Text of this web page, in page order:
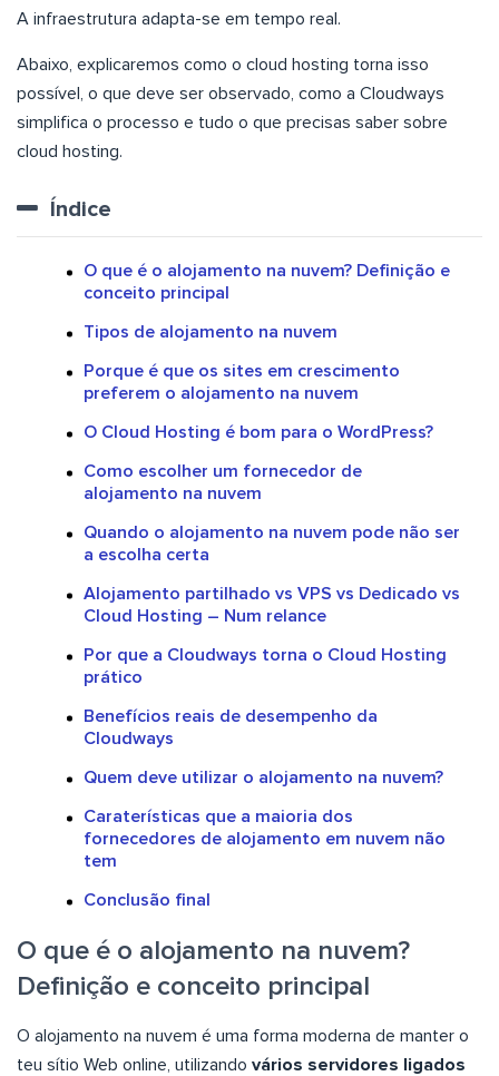
A infraestrutura adapta-se em tempo real.
Abaixo, explicaremos como o cloud hosting torna isso
possível, o que deve ser observado, como a Cloudways
simplifica o processo e tudo o que precisas saber sobre
cloud hosting.
Índice
O que é o alojamento na nuvem? Definição e
conceito principal
Tipos de alojamento na nuvem
Porque é que os sites em crescimento
preferem o alojamento na nuvem
O Cloud Hosting é bom para o WordPress?
Como escolher um fornecedor de
alojamento na nuvem
Quando o alojamento na nuvem pode não ser
a escolha certa
Alojamento partilhado vs VPS vs Dedicado vs
Cloud Hosting – Num relance
Por que a Cloudways torna o Cloud Hosting
prático
Benefícios reais de desempenho da
Cloudways
Quem deve utilizar o alojamento na nuvem?
Caraterísticas que a maioria dos
fornecedores de alojamento em nuvem não
tem
Conclusão final
O que é o alojamento na nuvem?
Definição e conceito principal
O alojamento na nuvem é uma forma moderna de manter o
teu sítio Web online, utilizando vários servidores ligados